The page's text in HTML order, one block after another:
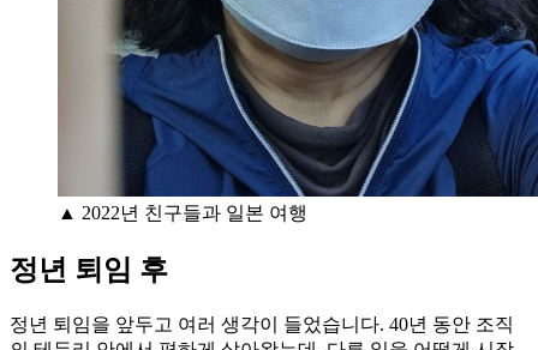
▲ 2022년 친구들과 일본 여행
정년 퇴임 후
정년 퇴임을 앞두고 여러 생각이 들었습니다. 40년 동안 조직